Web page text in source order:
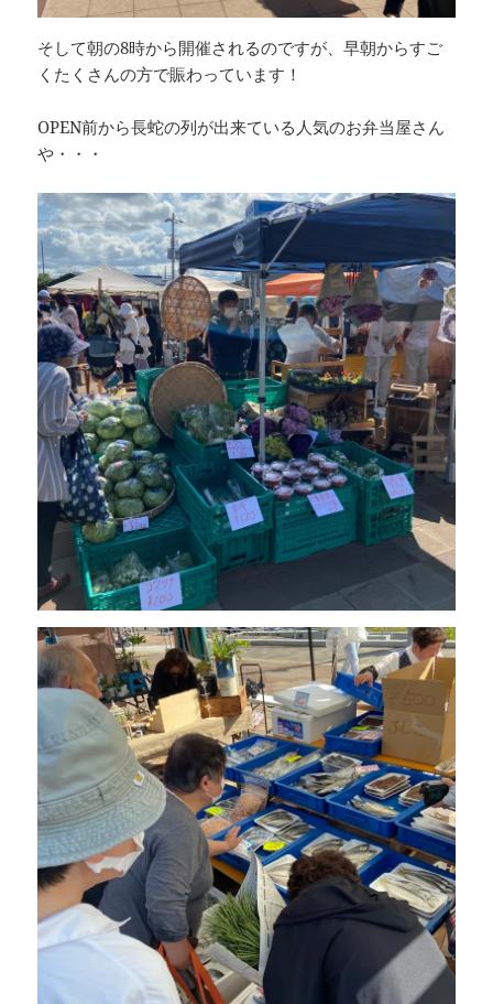
そして朝の8時から開催されるのですが、早朝からすご
くたくさんの方で賑わっています！
OPEN前から長蛇の列が出来ている人気のお弁当屋さん
や・・・